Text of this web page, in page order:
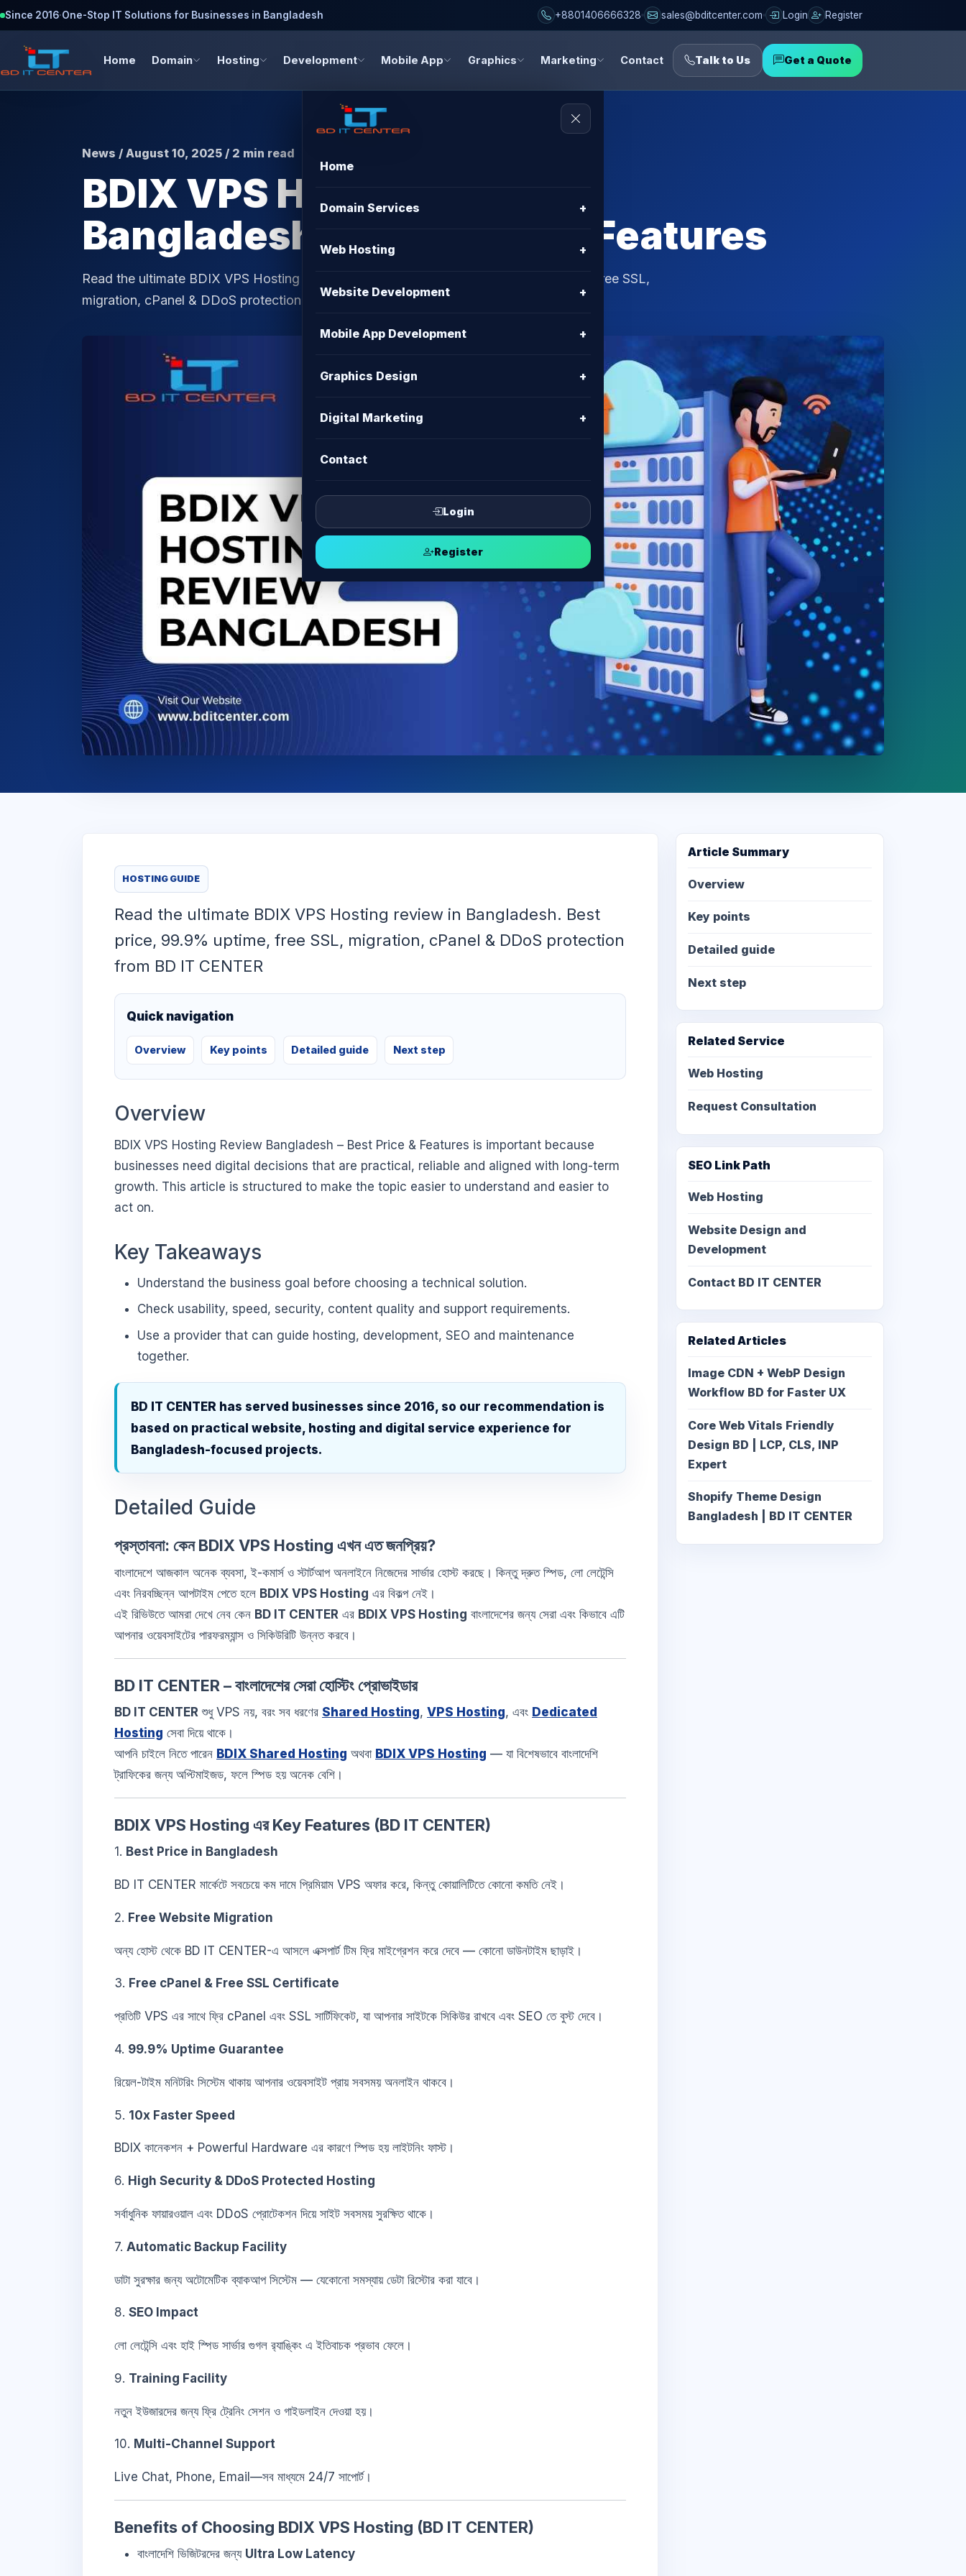
Since 2016·One-Stop IT Solutions for Businesses in Bangladesh +8801406666328 sales@bditcenter.com Login Register
Home Domain Hosting Development Mobile App Graphics Marketing Contact Talk to Us Get a Quote
Home
Domain Services +
Web Hosting +
Website Development +
Mobile App Development +
Graphics Design +
Digital Marketing +
Contact
Login
Register
News / August 10, 2025 / 2 min read
BDIX VPS Hosting Review
Bangladesh – Best Price & Features
Read the ultimate BDIX VPS Hosting review in Bangladesh. Best price, 99.9% uptime, free SSL,
migration, cPanel & DDoS protection from BD IT CENTER
HOSTING GUIDE
Read the ultimate BDIX VPS Hosting review in Bangladesh. Best
price, 99.9% uptime, free SSL, migration, cPanel & DDoS protection
from BD IT CENTER
Quick navigation
Overview Key points Detailed guide Next step
Overview
BDIX VPS Hosting Review Bangladesh – Best Price & Features is important because
businesses need digital decisions that are practical, reliable and aligned with long-term
growth. This article is structured to make the topic easier to understand and easier to
act on.
Key Takeaways
Understand the business goal before choosing a technical solution.
Check usability, speed, security, content quality and support requirements.
Use a provider that can guide hosting, development, SEO and maintenance
together.
BD IT CENTER has served businesses since 2016, so our recommendation is
based on practical website, hosting and digital service experience for
Bangladesh-focused projects.
Detailed Guide
প্রস্তাবনা: কেন BDIX VPS Hosting এখন এত জনপ্রিয়?
বাংলাদেশে আজকাল অনেক ব্যবসা, ই-কমার্স ও স্টার্টআপ অনলাইনে নিজেদের সার্ভার হোস্ট করছে। কিন্তু দ্রুত স্পিড, লো লেটেন্সি
এবং নিরবচ্ছিন্ন আপটাইম পেতে হলে BDIX VPS Hosting এর বিকল্প নেই।
এই রিভিউতে আমরা দেখে নেব কেন BD IT CENTER এর BDIX VPS Hosting বাংলাদেশের জন্য সেরা এবং কিভাবে এটি
আপনার ওয়েবসাইটের পারফরম্যান্স ও সিকিউরিটি উন্নত করবে।
BD IT CENTER – বাংলাদেশের সেরা হোস্টিং প্রোভাইডার
BD IT CENTER শুধু VPS নয়, বরং সব ধরণের Shared Hosting, VPS Hosting, এবং Dedicated
Hosting সেবা দিয়ে থাকে।
আপনি চাইলে নিতে পারেন BDIX Shared Hosting অথবা BDIX VPS Hosting — যা বিশেষভাবে বাংলাদেশি
ট্রাফিকের জন্য অপ্টিমাইজড, ফলে স্পিড হয় অনেক বেশি।
BDIX VPS Hosting এর Key Features (BD IT CENTER)
1. Best Price in Bangladesh
BD IT CENTER মার্কেটে সবচেয়ে কম দামে প্রিমিয়াম VPS অফার করে, কিন্তু কোয়ালিটিতে কোনো কমতি নেই।
2. Free Website Migration
অন্য হোস্ট থেকে BD IT CENTER-এ আসলে এক্সপার্ট টিম ফ্রি মাইগ্রেশন করে দেবে — কোনো ডাউনটাইম ছাড়াই।
3. Free cPanel & Free SSL Certificate
প্রতিটি VPS এর সাথে ফ্রি cPanel এবং SSL সার্টিফিকেট, যা আপনার সাইটকে সিকিউর রাখবে এবং SEO তে বুস্ট দেবে।
4. 99.9% Uptime Guarantee
রিয়েল-টাইম মনিটরিং সিস্টেম থাকায় আপনার ওয়েবসাইট প্রায় সবসময় অনলাইন থাকবে।
5. 10x Faster Speed
BDIX কানেকশন + Powerful Hardware এর কারণে স্পিড হয় লাইটনিং ফাস্ট।
6. High Security & DDoS Protected Hosting
সর্বাধুনিক ফায়ারওয়াল এবং DDoS প্রোটেকশন দিয়ে সাইট সবসময় সুরক্ষিত থাকে।
7. Automatic Backup Facility
ডাটা সুরক্ষার জন্য অটোমেটিক ব্যাকআপ সিস্টেম — যেকোনো সমস্যায় ডেটা রিস্টোর করা যাবে।
8. SEO Impact
লো লেটেন্সি এবং হাই স্পিড সার্ভার গুগল র‍্যাঙ্কিং এ ইতিবাচক প্রভাব ফেলে।
9. Training Facility
নতুন ইউজারদের জন্য ফ্রি ট্রেনিং সেশন ও গাইডলাইন দেওয়া হয়।
10. Multi-Channel Support
Live Chat, Phone, Email—সব মাধ্যমে 24/7 সাপোর্ট।
Benefits of Choosing BDIX VPS Hosting (BD IT CENTER)
বাংলাদেশি ভিজিটরদের জন্য Ultra Low Latency
Article Summary
Overview
Key points
Detailed guide
Next step
Related Service
Web Hosting
Request Consultation
SEO Link Path
Web Hosting
Website Design and
Development
Contact BD IT CENTER
Related Articles
Image CDN + WebP Design
Workflow BD for Faster UX
Core Web Vitals Friendly
Design BD | LCP, CLS, INP
Expert
Shopify Theme Design
Bangladesh | BD IT CENTER